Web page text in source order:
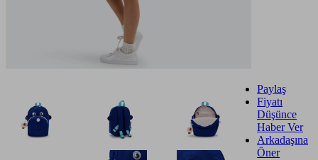
Paylaş
Fiyatı
Düşünce
Haber Ver
Arkadaşına
Öner